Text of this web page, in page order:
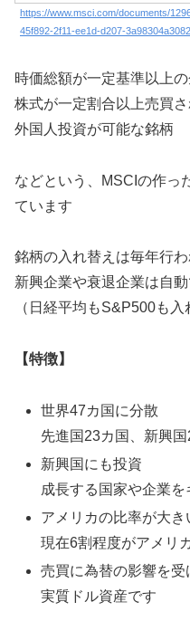
https://www.msci.com/documents/
45f892-2f11-ee1d-d207-
時価総額が一定基準以上
株式が一定割合以上売買
外国人投資が可能な銘柄
などという、MSCIの作っ
ています
銘柄の入れ替えは毎年行
新興企業や衰退企業は自
（日経平均もS&P500も入
【特徴】
世界47カ国に分散
先進国23カ国、新興国
新興国にも投資
成長する国家や企業
アメリカの比率が大き
現在6割程度がアメリ
売買に為替の影響を受
実質ドル資産です